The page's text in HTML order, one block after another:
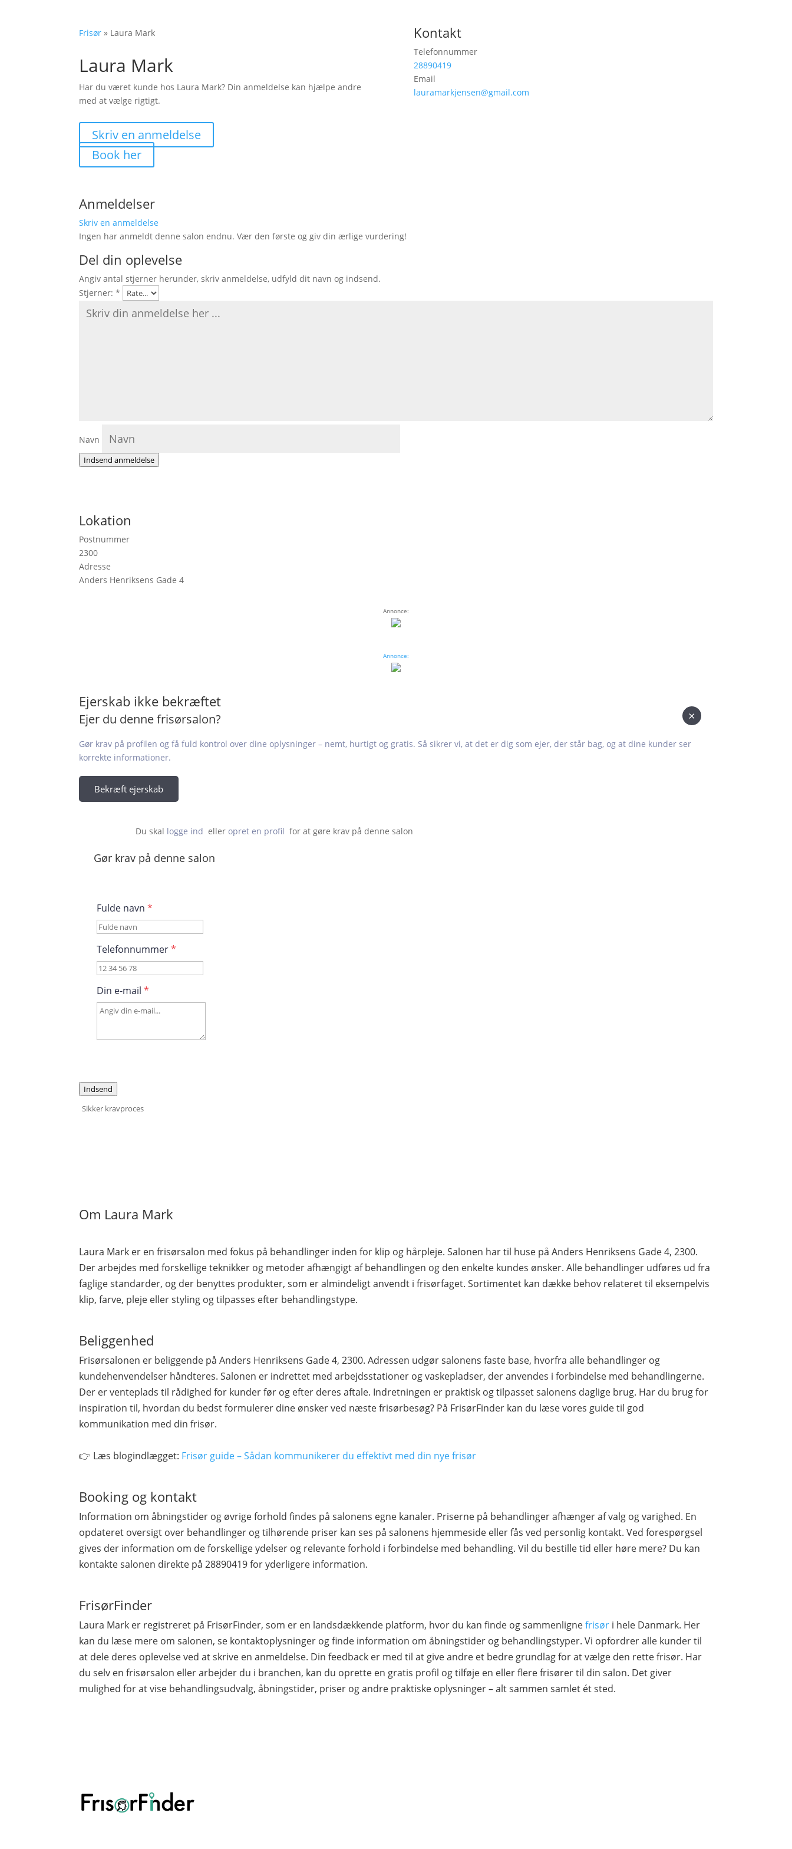
Frisør » Laura Mark
Laura Mark
Har du været kunde hos Laura Mark? Din anmeldelse kan hjælpe andre
med at vælge rigtigt.
Skriv en anmeldelse
Book her
Kontakt
Telefonnummer
28890419
Email
lauramarkjensen@gmail.com
Anmeldelser
Skriv en anmeldelse
Ingen har anmeldt denne salon endnu. Vær den første og giv din ærlige vurdering!
Del din oplevelse
Angiv antal stjerner herunder, skriv anmeldelse, udfyld dit navn og indsend.
Stjerner:*
Navn
Indsend anmeldelse
Lokation
Postnummer
2300
Adresse
Anders Henriksens Gade 4
Annonce:
Annonce:
Ejerskab ikke bekræftet
Ejer du denne frisørsalon?
Gør krav på profilen og få fuld kontrol over dine oplysninger – nemt, hurtigt og gratis. Så sikrer vi, at det er dig som ejer, der står bag, og at dine kunder ser
korrekte informationer.
Bekræft ejerskab
Du skal logge ind eller opret en profil for at gøre krav på denne salon
Gør krav på denne salon
×
Fulde navn*
Telefonnummer*
Din e-mail*
Indsend
Sikker kravproces
Om Laura Mark
Laura Mark er en frisørsalon med fokus på behandlinger inden for klip og hårpleje. Salonen har til huse på Anders Henriksens Gade 4, 2300.
Der arbejdes med forskellige teknikker og metoder afhængigt af behandlingen og den enkelte kundes ønsker. Alle behandlinger udføres ud fra
faglige standarder, og der benyttes produkter, som er almindeligt anvendt i frisørfaget. Sortimentet kan dække behov relateret til eksempelvis
klip, farve, pleje eller styling og tilpasses efter behandlingstype.
Beliggenhed
Frisørsalonen er beliggende på Anders Henriksens Gade 4, 2300. Adressen udgør salonens faste base, hvorfra alle behandlinger og
kundehenvendelser håndteres. Salonen er indrettet med arbejdsstationer og vaskepladser, der anvendes i forbindelse med behandlingerne.
Der er venteplads til rådighed for kunder før og efter deres aftale. Indretningen er praktisk og tilpasset salonens daglige brug. Har du brug for
inspiration til, hvordan du bedst formulerer dine ønsker ved næste frisørbesøg? På FrisørFinder kan du læse vores guide til god
kommunikation med din frisør.
👉 Læs blogindlægget: Frisør guide – Sådan kommunikerer du effektivt med din nye frisør
Booking og kontakt
Information om åbningstider og øvrige forhold findes på salonens egne kanaler. Priserne på behandlinger afhænger af valg og varighed. En
opdateret oversigt over behandlinger og tilhørende priser kan ses på salonens hjemmeside eller fås ved personlig kontakt. Ved forespørgsel
gives der information om de forskellige ydelser og relevante forhold i forbindelse med behandling. Vil du bestille tid eller høre mere? Du kan
kontakte salonen direkte på 28890419 for yderligere information.
FrisørFinder
Laura Mark er registreret på FrisørFinder, som er en landsdækkende platform, hvor du kan finde og sammenlignefrisør i hele Danmark. Her
kan du læse mere om salonen, se kontaktoplysninger og finde information om åbningstider og behandlingstyper. Vi opfordrer alle kunder til
at dele deres oplevelse ved at skrive en anmeldelse. Din feedback er med til at give andre et bedre grundlag for at vælge den rette frisør. Har
du selv en frisørsalon eller arbejder du i branchen, kan du oprette en gratis profil og tilføje en eller flere frisører til din salon. Det giver
mulighed for at vise behandlingsudvalg, åbningstider, priser og andre praktiske oplysninger – alt sammen samlet ét sted.